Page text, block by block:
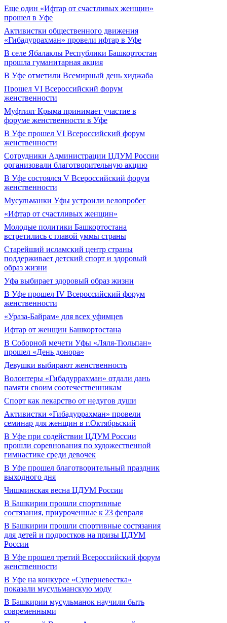
Еще один «Ифтар от счастливых женщин»
прошел в Уфе
Активистки общественного движения
«Гибадуррахман» провели ифтар в Уфе
В селе Ябалаклы Республики Башкортостан
прошла гуманитарная акция
В Уфе отметили Всемирный день хиджаба
Прошел VI Всероссийский форум
женственности
Муфтият Крыма принимает участие в
форуме женственности в Уфе
В Уфе прошел VI Всероссийский форум
женственности
Сотрудники Администрации ЦДУМ России
организовали благотворительную акцию
В Уфе состоялся V Всероссийский форум
женственности
Мусульманки Уфы устроили велопробег
«Ифтар от счастливых женщин»
Молодые политики Башкортостана
встретились с главой уммы страны
Старейший исламский центр страны
поддерживает детский спорт и здоровый
образ жизни
Уфа выбирает здоровый образ жизни
В Уфе прошел IV Всероссийский форум
женственности
«Ураза-Байрам» для всех уфимцев
Ифтар от женщин Башкортостана
В Соборной мечети Уфы «Ляля-Тюльпан»
прошел «День донора»
Девушки выбирают женственность
Волонтеры «Гибадуррахман» отдали дань
памяти своим соотечественникам
Спорт как лекарство от недугов души
Активистки «Гибадуррахман» провели
семинар для женщин в г.Октябрьский
В Уфе при содействии ЦДУМ России
прошли соревнования по художественной
гимнастике среди девочек
В Уфе прошел благотворительный праздник
выходного дня
Чишминская весна ЦДУМ России
В Башкирии прошли спортивные
состязания, приуроченные к 23 февраля
В Башкирии прошли спортивные состязания
для детей и подростков на призы ЦДУМ
России
В Уфе прошел третий Всероссийский форум
женственности
В Уфе на конкурсе «Суперневестка»
показали мусульманскую моду
В Башкирии мусульманок научили быть
современными